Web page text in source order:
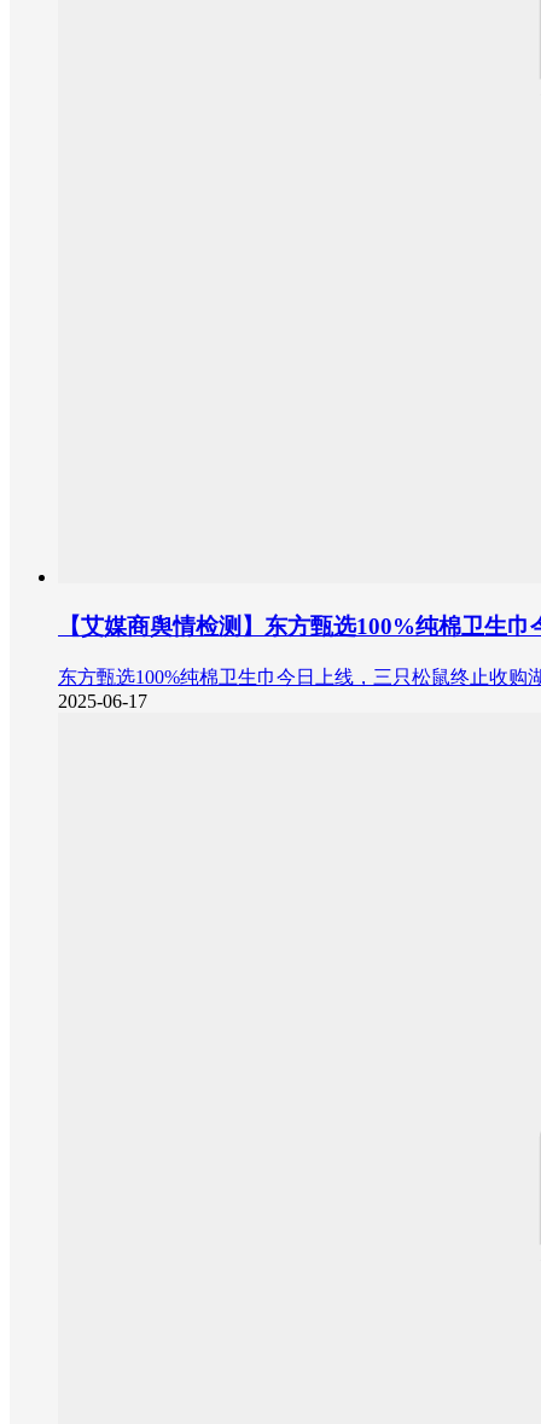
【艾媒商舆情检测】东方甄选100%纯棉卫生
东方甄选100%纯棉卫生巾今日上线，三只松鼠终止收
2025-06-17